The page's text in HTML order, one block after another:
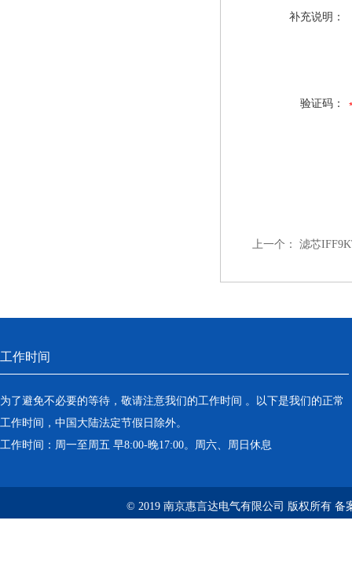
补充说明：
验证码：
上一个： 滤芯
工作时间
为了避免不必要的等待，敬请注意我们的工作时间 。以下是我们的正常
工作时间，中国大陆法定节假日除外。
工作时间：周一至周五 早8:00-晚17:00。周六、周日休息
© 2019 南京惠言达电气有限公司 版权所有 备